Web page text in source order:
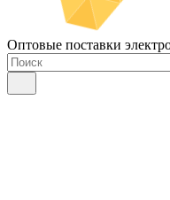
Оптовые поставки